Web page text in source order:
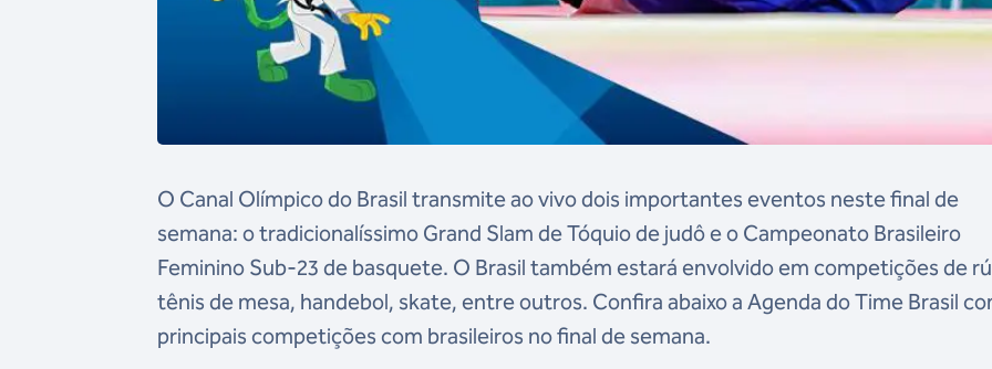
O Canal Olímpico do Brasil transmite ao vivo dois importantes eventos neste final de
semana: o tradicionalíssimo Grand Slam de Tóquio de judô e o Campeonato Brasileiro
Feminino Sub-23 de basquete. O Brasil também estará envolvido em competições de
tênis de mesa, handebol, skate, entre outros. Confira abaixo a Agenda do Time Brasil
principais competições com brasileiros no final de semana.